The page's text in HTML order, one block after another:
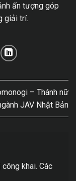
ấn tượng góp
giải trí.
– Thánh nữ
JAV Nhật Bản
khai. Các